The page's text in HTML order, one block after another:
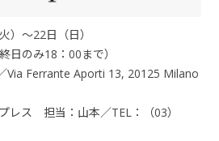
）〜22日（日）
日のみ18：00まで）
Via Ferrante Aporti 13, 20125 Milano
レス 担当：山本／TEL：（03）